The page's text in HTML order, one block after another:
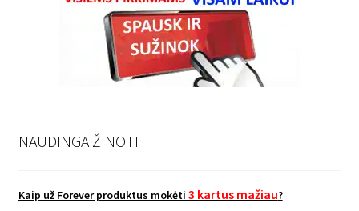
NAUDINGA ŽINOTI
Kaip už Forever produktus mokėti 3 kartus mažiau?